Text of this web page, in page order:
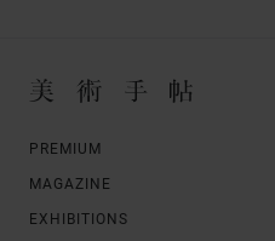
PREMIUM
MAGAZINE
EXHIBITIONS